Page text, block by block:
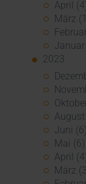
April
März
2023
Juni (6)
Mai (6)
April
März